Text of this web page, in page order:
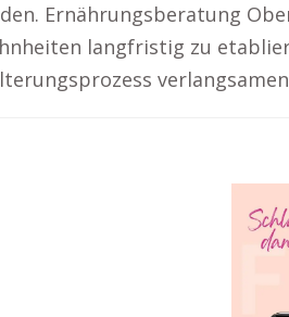
Ernährungsberatung
langfristig zu